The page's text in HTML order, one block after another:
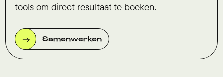
tools om direct resultaat te boeken.
Samenwerken